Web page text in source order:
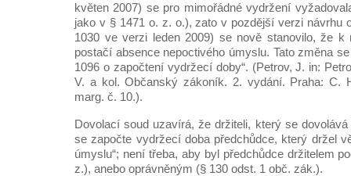
květen 2007) se pro mimořádné vydržení
jako v § 1471 o. z. o.), zato v pozdější verzi návrhu
1030 ve verzi leden 2009) se nově stanovilo, že k
postačí absence nepoctivého úmyslu. Tato změna
1096 o započtení vydržecí doby“. (Petrov, J. in:
V. a kol. Občanský zákoník. 2. vydání. Praha: C.
marg. č. 10.).
Dovolací soud uzavírá, že držiteli, který se
se započte vydržecí doba předchůdce, který držel
úmyslu“; není třeba, aby byl předchůdce držitelem
z.), anebo oprávněným (§ 130 odst. 1 obč. zák.).